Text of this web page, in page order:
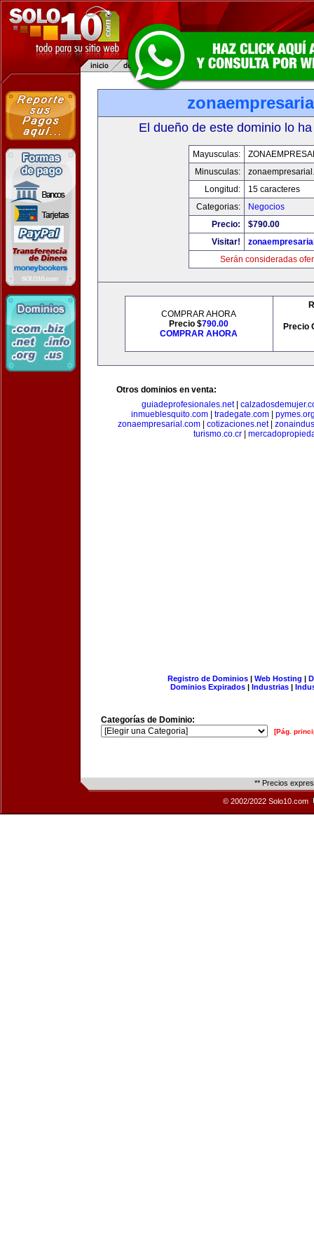
El dueño de este dominio lo
Mayusculas:
Minusculas:
Longitud:
15 caracteres
Categorias:
Negocios
Precio:
$790.00
Visitar!
Serán consideradas
COMPRAR AHORA
Precio $790.00
COMPRAR AHORA
Precio
Otros dominios en venta:
guiadeprofesionales.net|
inmueblesquito.com
tradegate.com
zonaempresarial.com| cotizaciones.net|
turismo.co.cr|
Registro de Dominios| Web Hosting |
Dominios Expirados | Industrias |
Categorías de Dominio:
[Pág.
** Precios
© 2002/2022 Solo10.com